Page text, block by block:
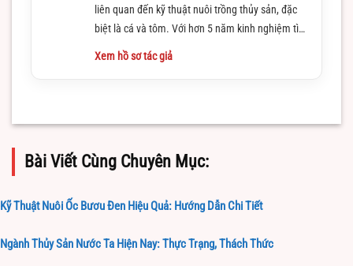
liên quan đến kỹ thuật nuôi trồng thủy sản, đặc
biệt là cá và tôm. Với hơn 5 năm kinh nghiệm tìm
hiểu và làm việc trong lĩnh vực này
Xem hồ sơ tác giả
Bài Viết Cùng Chuyên Mục:
Kỹ Thuật Nuôi Ốc Bươu Đen Hiệu Quả: Hướng Dẫn Chi Tiết
Ngành Thủy Sản Nước Ta Hiện Nay: Thực Trạng, Thách Thức